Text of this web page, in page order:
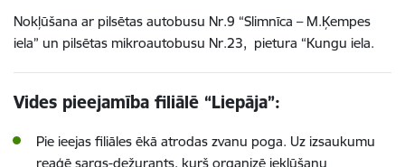
Nokļūšana ar pilsētas autobusu Nr.9 “Slimnīca – M.Ķempes
iela” un pilsētas mikroautobusu Nr.23, pietura “Kungu iela.
Vides pieejamība filiālē “Liepāja”:
Pie ieejas filiāles ēkā atrodas zvanu poga. Uz izsaukumu
reaģē sargs-dežurants, kurš organizē iekļūšanu